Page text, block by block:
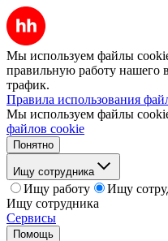
Мы используем файлы
правильную работу нашего
трафик.
Правила использования
Мы используем файлы
файлов cookie
Понятно
Ищу сотрудника
Ищу работу
Ищу
Ищу сотрудника
Сервисы
Помощь